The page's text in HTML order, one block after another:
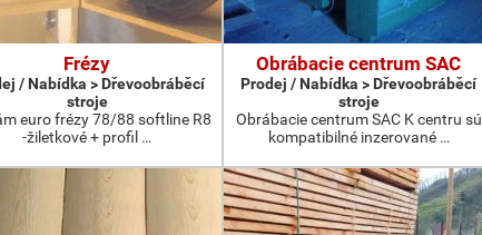
Frézy
/ Nabídka > Dřevoobráběcí
stroje
euro frézy 78/88 softline R8
-žiletkové + profil …
Obrábacie centrum SAC
Prodej / Nabídka > Dřevoobráběcí
stroje
Obrábacie centrum SAC K centru sú
kompatibilné inzerované …